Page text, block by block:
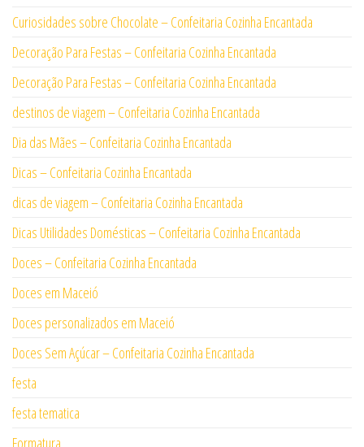
Curiosidades sobre Chocolate – Confeitaria Cozinha Encantada
Decoração Para Festas – Confeitaria Cozinha Encantada
Decoração Para Festas – Confeitaria Cozinha Encantada
destinos de viagem – Confeitaria Cozinha Encantada
Dia das Mães – Confeitaria Cozinha Encantada
Dicas – Confeitaria Cozinha Encantada
dicas de viagem – Confeitaria Cozinha Encantada
Dicas Utilidades Domésticas – Confeitaria Cozinha Encantada
Doces – Confeitaria Cozinha Encantada
Doces em Maceió
Doces personalizados em Maceió
Doces Sem Açúcar – Confeitaria Cozinha Encantada
festa
festa tematica